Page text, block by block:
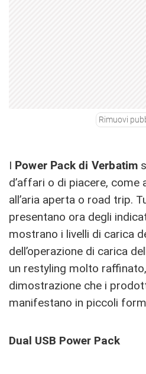
Rimuovi
I Power Pack di Verbatim
d’affari o di piacere, come
all’aria aperta o road trip.
presentano ora degli
mostrano i livelli di carica
dell’operazione di carica
un restyling molto
dimostrazione che i
manifestano in piccoli
Dual USB Power Pack